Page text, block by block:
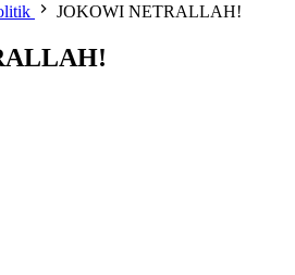
JOKOWI NETRALLAH!